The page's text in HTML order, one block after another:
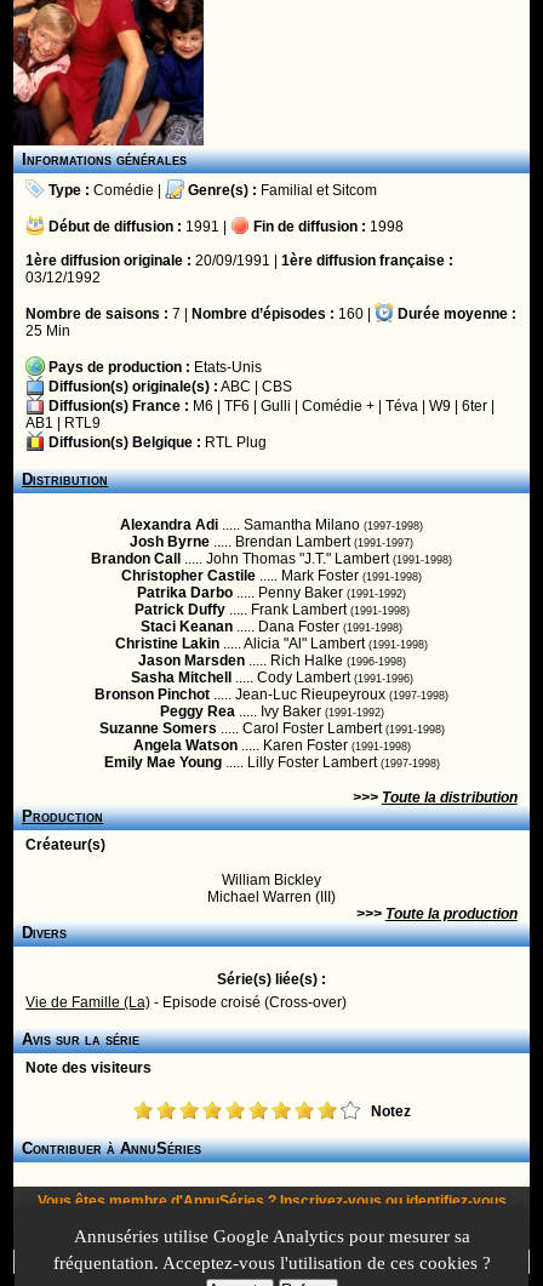
Informations générales
Type :Comédie | Genre(s) : Familial etSitcom
Début de diffusion : 1991 | Fin de diffusion : 1998
1ère diffusion originale : 20/09/1991 |1ère diffusion française :
03/12/1992
Nombre de saisons : 7 | Nombre d’épisodes : 160 |
Durée moyenne :
25 Min
Pays de production : Etats-Unis
Diffusion(s) originale(s) : ABC |CBS
Diffusion(s) France : M6 |TF6 |Gulli |Comédie + |Téva |W9 |6ter
AB1
RTL9
Diffusion(s) Belgique : RTL Plug
Distribution
Alexandra Adi ..... Samantha Milano (1997-1998)
Josh Byrne ..... Brendan Lambert (1991-1997)
Brandon Call ..... John Thomas "J.T." Lambert (1991-1998)
Christopher Castile ..... Mark Foster (1991-1998)
Patrika Darbo ..... Penny Baker (1991-1992)
Patrick Duffy..... Frank Lambert (1991-1998)
Staci Keanan ..... Dana Foster (1991-1998)
Christine Lakin ..... Alicia "Al" Lambert (1991-1998)
Jason Marsden..... Rich Halke (1996-1998)
Sasha Mitchell ..... Cody Lambert (1991-1996)
Bronson Pinchot ..... Jean-Luc Rieupeyroux (1997-1998)
Peggy Rea..... Ivy Baker (1991-1992)
Suzanne Somers ..... Carol Foster Lambert (1991-1998)
Angela Watson..... Karen Foster (1991-1998)
Emily Mae Young..... Lilly Foster Lambert (1997-1998)
>>> Toute la distribution
Production
Créateur(s)
William Bickley
Michael Warren (III)
>>> Toute la production
Divers
Série(s) liée(s) :
Vie de Famille (La) - Episode croisé (Cross-over)
Avis sur la série
Note des visiteurs
Notez
Contribuer à AnnuSéries
Vous êtes membre d'AnnuSéries ? Inscrivez-vous ou identifiez-vous
série !
Annuséries utilise Google Analytics pour mesurer sa
fréquentation. Acceptez-vous l'utilisation de ces cookies ?